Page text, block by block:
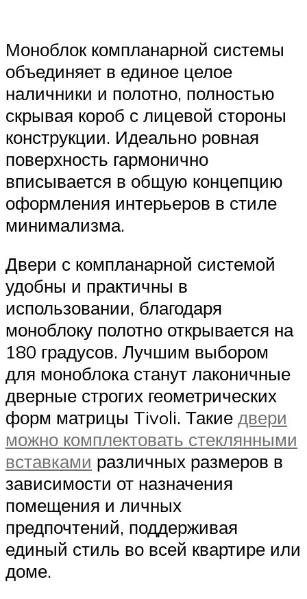
Моноблок компланарной системы
объединяет в единое целое
наличники и полотно, полностью
скрывая короб с лицевой стороны
конструкции. Идеально ровная
поверхность гармонично
вписывается в общую концепцию
оформления интерьеров в стиле
минимализма.
Двери с компланарной системой
удобны и практичны в
использовании, благодаря
моноблоку полотно открывается на
180 градусов. Лучшим выбором
для моноблока станут лаконичные
дверные строгих геометрических
форм матрицы Tivoli. Такие двери
можно комплектовать стеклянными
вставками различных размеров в
зависимости от назначения
помещения и личных
предпочтений, поддерживая
единый стиль во всей квартире или
доме.